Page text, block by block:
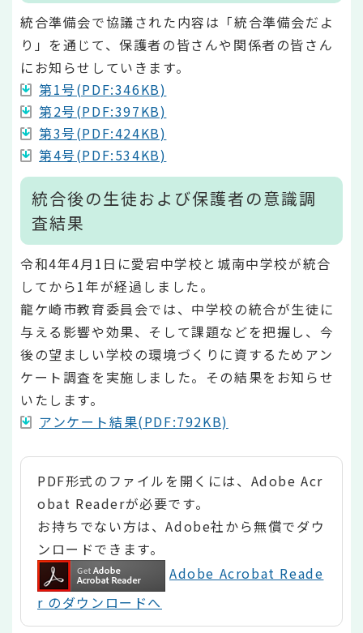
統合準備会で協議された内容は「統合準備会だよ
り」を通じて、保護者の皆さんや関係者の皆さん
にお知らせしていきます。
第1号(PDF:346KB)
第2号(PDF:397KB)
第3号(PDF:424KB)
第4号(PDF:534KB)
統合後の生徒および保護者の意識調
査結果
令和4年4月1日に愛宕中学校と城南中学校が統合
してから1年が経過しました。
龍ケ崎市教育委員会では、中学校の統合が生徒に
与える影響や効果、そして課題などを把握し、今
後の望ましい学校の環境づくりに資するためアン
ケート調査を実施しました。その結果をお知らせ
いたします。
アンケート結果(PDF:792KB)
PDF形式のファイルを開くには、Adobe Acr
obat Readerが必要です。
お持ちでない方は、Adobe社から無償でダウ
ンロードできます。
Adobe Acrobat Reade
r のダウンロードへ